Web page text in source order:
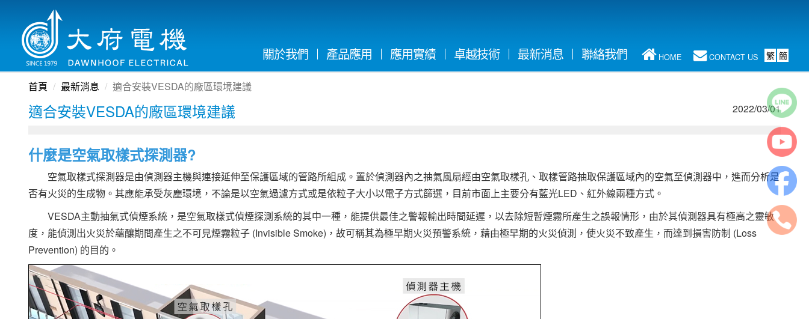
關於我們(current)產品應用 應用實績 卓越技術 最新消息 聯絡我們 HOME CONTACT US 繁 簡
首頁 最新消息 適合安裝VESDA的廠區環境建議
適合安裝VESDA的廠區環境建議 2022/03/01
什麼是空氣取樣式探測器?
空氣取樣式探測器是由偵測器主機與連接延伸至保護區域的管路所組成。置於偵測器內之抽氣風扇經由空氣取樣孔、取樣管路抽取保護區域內的空氣至偵測器中，進而分析是
否有火災的生成物。其應能承受灰塵環境，不論是以空氣過濾方式或是依粒子大小以電子方式篩選，目前市面上主要分有藍光LED、紅外線兩種方式。
VESDA主動抽氣式偵煙系統，是空氣取樣式偵煙探測系統的其中一種，能提供最佳之警報輸出時間延遲，以去除短暫煙霧所產生之誤報情形，由於其偵測器具有極高之靈敏
度，能偵測出火災於蘊釀期間產生之不可見煙霧粒子 (Invisible Smoke)，故可稱其為極早期火災預警系統，藉由極早期的火災偵測，使火災不致產生，而達到損害防制 (Loss
Prevention) 的目的。